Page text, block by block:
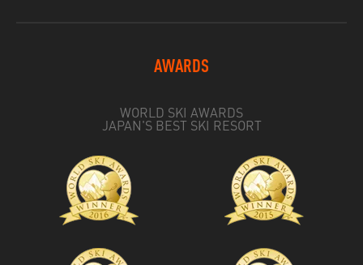
AWARDS
WORLD SKI AWARDS
JAPAN'S BEST SKI RESORT